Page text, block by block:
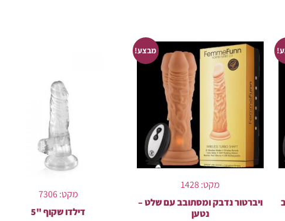
מבצע!
מקט: 1428
ויברטור נדבק ומסתובב עם שלט –
נטען
מקט: 7306
דילדו שקוף "5